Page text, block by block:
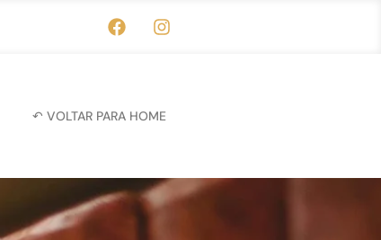
↶ VOLTAR PARA HOME